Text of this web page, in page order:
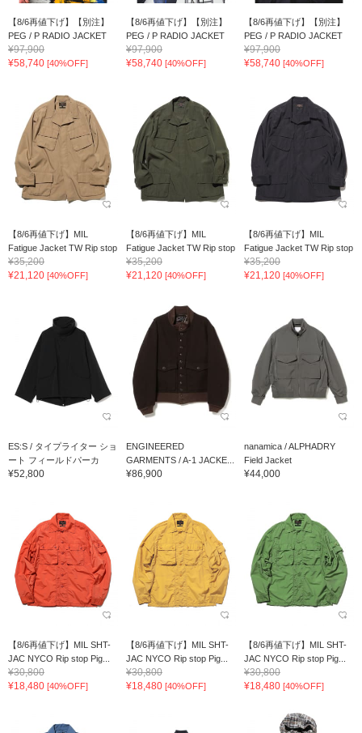
【8/6再値下げ】【別注】
PEG / P RADIO JACKET
¥97,900
¥58,740 [40%OFF]
【8/6再値下げ】【別注】
PEG / P RADIO JACKET
¥97,900
¥58,740 [40%OFF]
【8/6再値下げ】【別注】
PEG / P RADIO JACKET
¥97,900
¥58,740 [40%OFF]
【8/6再値下げ】MIL
Fatigue Jacket TW Rip stop
¥35,200
¥21,120 [40%OFF]
【8/6再値下げ】MIL
Fatigue Jacket TW Rip stop
¥35,200
¥21,120 [40%OFF]
【8/6再値下げ】MIL
Fatigue Jacket TW Rip stop
¥35,200
¥21,120 [40%OFF]
ES:S / タイプライター ショ
ート フィールドパーカ
¥52,800
ENGINEERED
GARMENTS / A-1 JACKE...
¥86,900
nanamica / ALPHADRY
Field Jacket
¥44,000
【8/6再値下げ】MIL SHT-
JAC NYCO Rip stop Pig...
¥30,800
¥18,480 [40%OFF]
【8/6再値下げ】MIL SHT-
JAC NYCO Rip stop Pig...
¥30,800
¥18,480 [40%OFF]
【8/6再値下げ】MIL SHT-
JAC NYCO Rip stop Pig...
¥30,800
¥18,480 [40%OFF]